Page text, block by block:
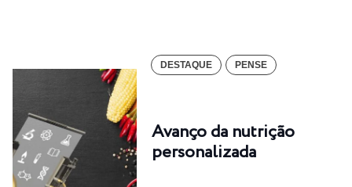
DESTAQUE PENSE
Avanço da nutrição
personalizada